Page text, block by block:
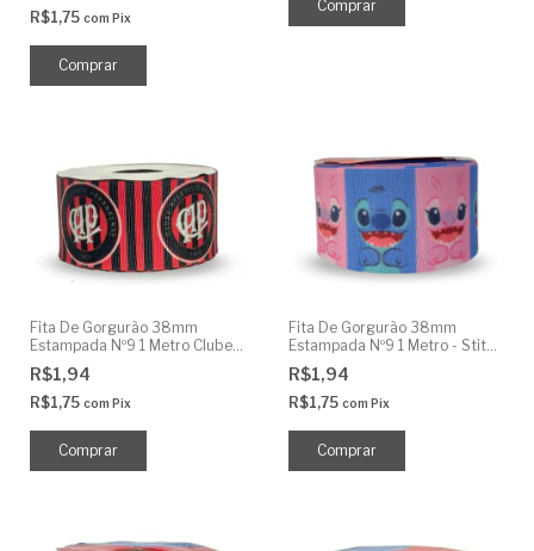
R$1,75 com Pix
Fita De Gorgurão 38mm
Estampada Nº9 1 Metro Clube
de Futebol
R$1,94
R$1,75 com Pix
Fita De Gorgurão 38mm
Estampada Nº9 1 Metro - Stitch
e Angel
R$1,94
R$1,75 com Pix